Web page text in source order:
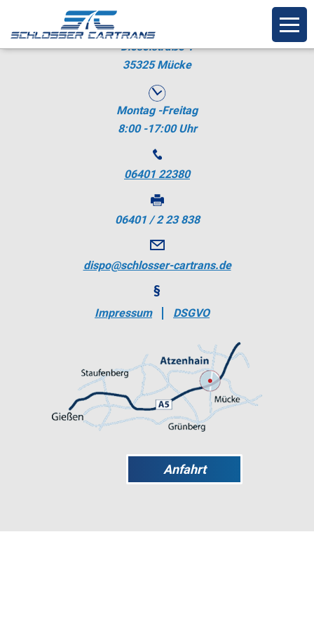
Dieselstraße 1
35325 Mücke
Montag -Freitag
8:00 -17:00 Uhr
06401 22380
06401 / 2 23 838
dispo@schlosser-cartrans.de
Impressum DSGVO
Anfahrt